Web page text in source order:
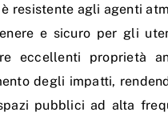
è resistente agli agenti
e sicuro per gli
eccellenti proprietà
degli impatti,
pubblici ad alta